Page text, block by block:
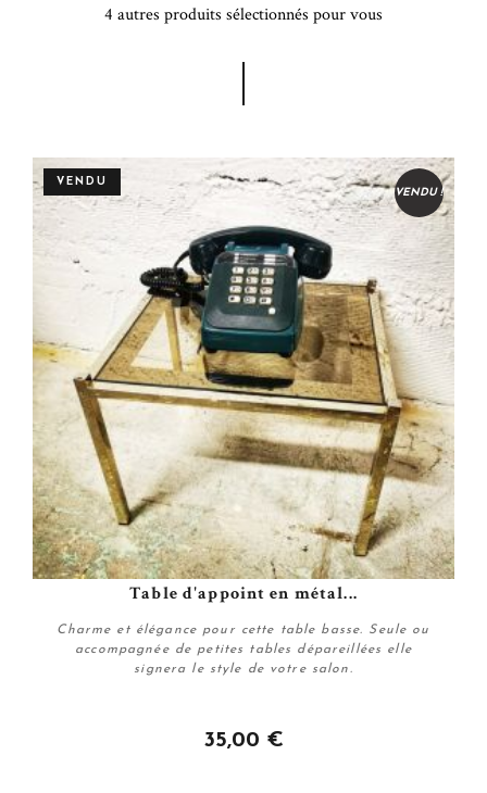
4 autres produits sélectionnés pour vous
VENDU !
VENDU
Table d'appoint en métal...
Charme et élégance pour cette table basse. Seule ou
accompagnée de petites tables dépareillées elle
signera le style de votre salon.
35,00 €